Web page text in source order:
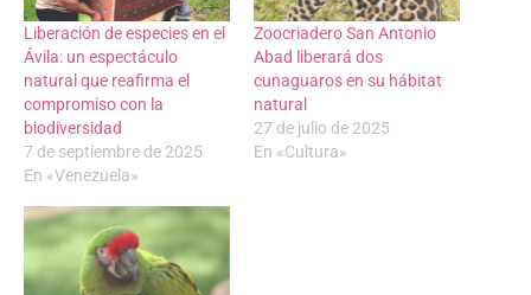
Liberación de especies en el
Ávila: un espectáculo
natural que reafirma el
compromiso con la
biodiversidad
7 de septiembre de 2025
En «Venezuela»
Zoocriadero San Antonio
Abad liberará dos
cunaguaros en su hábitat
natural
27 de julio de 2025
En «Cultura»